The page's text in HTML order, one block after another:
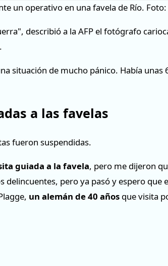
un operativo en una favela de Río. Foto:
describió a la AFP el fotógrafo
situación de mucho pánico. Había
a las favelas
fueron suspendidas.
guiada a la favela, pero me dijeron
delincuentes, pero ya pasó y espero que
un alemán de 40 años que visita